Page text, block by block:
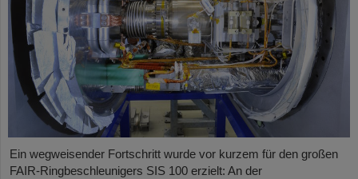
Ein wegweisender Fortschritt wurde vor kurzem für den großen
FAIR-Ringbeschleunigers SIS 100 erzielt: An der